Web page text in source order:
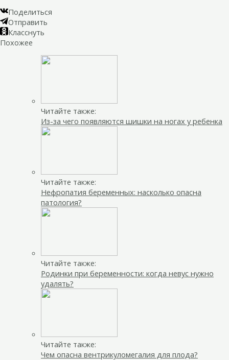
Поделиться
Отправить
Класснуть
Похожее
Читайте также:
Из-за чего появляются шишки на ногах у ребенка
Читайте также:
Нефропатия беременных: насколько опасна
патология?
Читайте также:
Родинки при беременности: когда невус нужно
удалять?
Читайте также:
Чем опасна вентрикуломегалия для плода?